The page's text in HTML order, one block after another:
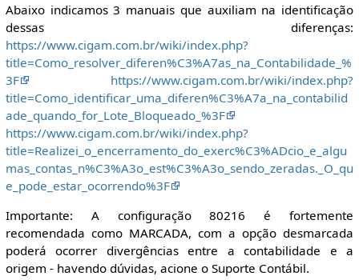
Abaixo indicamos 3 manuais que auxiliam na identificação
dessas diferenças:
https://www.cigam.com.br/wiki/index.php?
title=Como_resolver_diferen%C3%A7as_na_Contabilidade_%
3F
https://www.cigam.com.br/wiki/index.php?
title=Como_identificar_uma_diferen%C3%A7a_na_contabilid
ade_quando_for_Lote_Bloqueado_%3F
https://www.cigam.com.br/wiki/index.php?
title=Realizei_o_encerramento_do_exerc%C3%ADcio_e_algu
mas_contas_n%C3%A3o_est%C3%A3o_sendo_zeradas._O_qu
e_pode_estar_ocorrendo%3F
Importante: A configuração 80216 é fortemente
recomendada como MARCADA, com a opção desmarcada
poderá ocorrer divergências entre a contabilidade e a
origem - havendo dúvidas, acione o Suporte Contábil.